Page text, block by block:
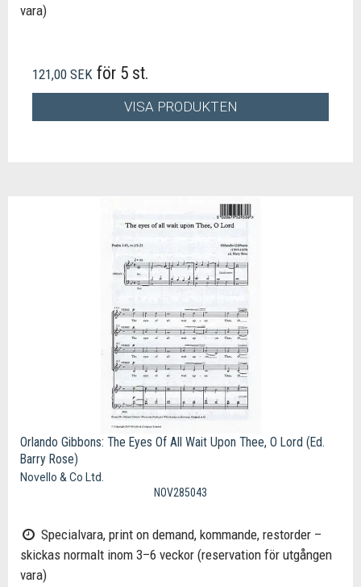
vara)
121,00 SEK för 5 st.
VISA PRODUKTEN
Orlando Gibbons: The Eyes Of All Wait Upon Thee, O Lord (Ed.
Barry Rose)
Novello & Co Ltd.
NOV285043
Specialvara, print on demand, kommande, restorder –
skickas normalt inom 3–6 veckor (reservation för utgången
vara)